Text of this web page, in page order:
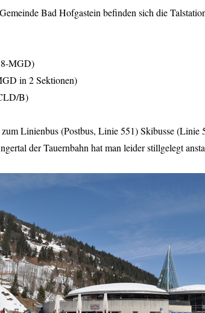
Bad Hofgastein befinden sich die
MGD)
in 2 Sektionen)
B)
Linienbus (Postbus, Linie 551) Skibusse
der Tauernbahn hat man leider stillgelegt